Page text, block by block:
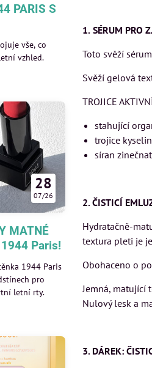
1. SÉRUM PRO
Toto svěží
Svěží gelová
TROJICE
stahující
trojice kyselin
síran
2. ČISTICÍ
Hydratačně-
textura pleti je
Obohaceno o
Jemná, matující
Nulový lesk a
3. DÁREK:
PARIS S
vše, co
vzhled.
28
07/26
MATNÉ
1944 Paris!
1944 Paris
pro
letní rty.